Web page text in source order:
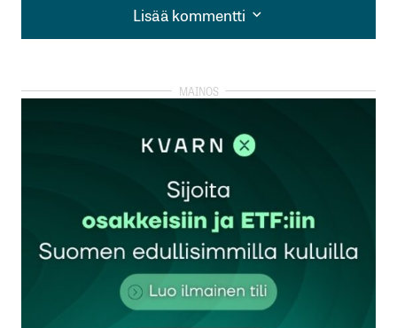
Lisää kommentti
Lisää kommentti
kirjautua
rekisteröityä
Sähköpostiosoitettasi ei julkaista.Pakolliset
kentät on merkitty*